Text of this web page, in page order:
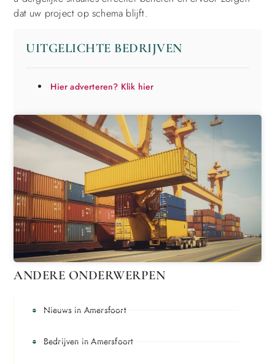
dat uw project op schema blijft.
UITGELICHTE BEDRIJVEN
Hier adverteren? Klik hier
ANDERE ONDERWERPEN
Nieuws in Amersfoort
Bedrijven in Amersfoort